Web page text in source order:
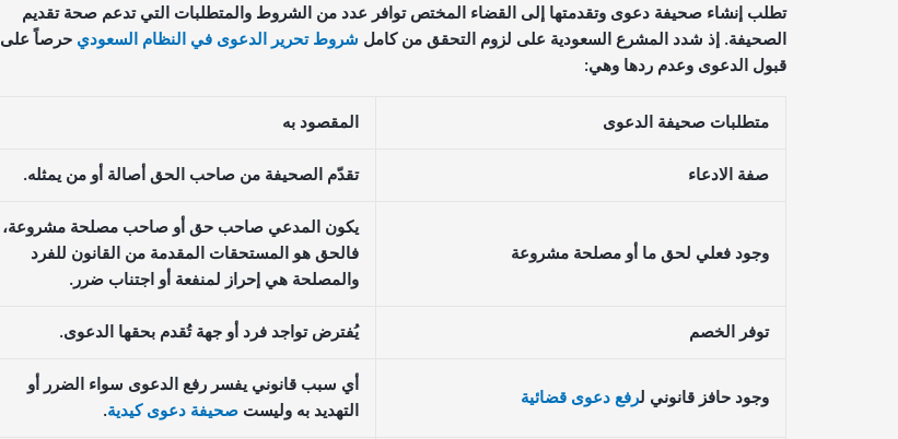
تطلب إنشاء صحيفة دعوى وتقدمتها إلى القضاء المختص توافر عدد من الشروط والمتطلبات التي تدعم صحة تقديم
الصحيفة. إذ شدد المشرع السعودية على لزوم التحقق من كامل شروط تحرير الدعوى في النظام السعودي حرصاً على
قبول الدعوى وعدم ردها وهي:
متطلبات صحيفة الدعوى المقصود به
صفة الادعاء تقدّم الصحيفة من صاحب الحق أصالة أو من يمثله.
وجود فعلي لحق ما أو مصلحة مشروعة
يكون المدعي صاحب حق أو صاحب مصلحة مشروعة،
فالحق هو المستحقات المقدمة من القانون للفرد
والمصلحة هي إحراز لمنفعة أو اجتناب ضرر.
توفر الخصم يُفترض تواجد فرد أو جهة تُقدم بحقها الدعوى.
وجود حافز قانوني لرفع دعوى قضائية
أي سبب قانوني يفسر رفع الدعوى سواء الضرر أو
التهديد به وليست صحيفة دعوى كيدية.